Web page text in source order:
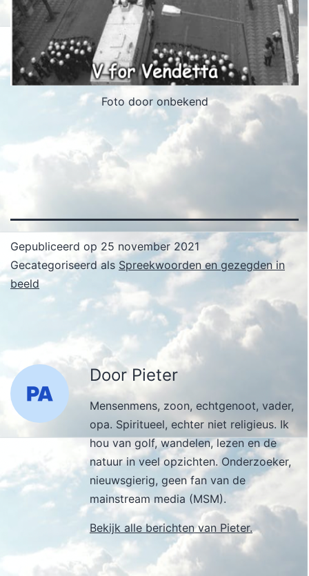
Foto door onbekend
Gepubliceerd op 25 november 2021
Gecategoriseerd als Spreekwoorden en gezegden in
beeld
Door Pieter
Mensenmens, zoon, echtgenoot, vader,
opa. Spiritueel, echter niet religieus. Ik
hou van golf, wandelen, lezen en de
natuur in veel opzichten. Onderzoeker,
nieuwsgierig, geen fan van de
mainstream media (MSM).
Bekijk alle berichten van Pieter.